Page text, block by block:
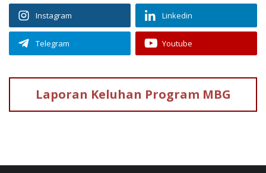
Instagram Linkedin
Telegram Youtube
Laporan Keluhan Program MBG